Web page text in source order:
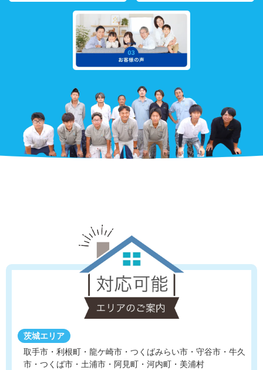
茨城エリア
取手市・利根町・龍ケ崎市・つくばみらい市・守谷市 ・ 牛久
市・つくば市・土浦市・阿見町・河内町・美浦村